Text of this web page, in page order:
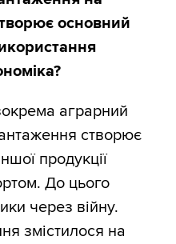
основний
аграрний
створює
продукції
До цього
через війну.
змістилося на